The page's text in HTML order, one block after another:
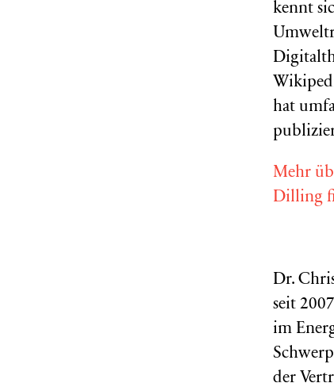
kennt
hat
Mehr
Dilling
Dr.
seit
im
der